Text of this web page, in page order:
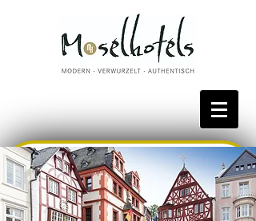
Bestpreis reservieren